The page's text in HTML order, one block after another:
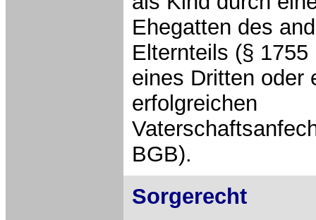
Ehegatten des
Elternteils (§ 1755
eines Dritten oder
erfolgreichen
BGB).
Sorgerecht